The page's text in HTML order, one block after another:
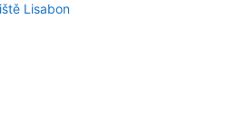
Lisabon